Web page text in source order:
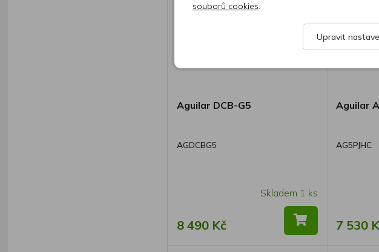
Aguilar DCB-G5
AGDCBG5
Skladem 1 ks
8 490 Kč
Aguilar
AG5PJHC
7 530
souborů cookies.
Upravit